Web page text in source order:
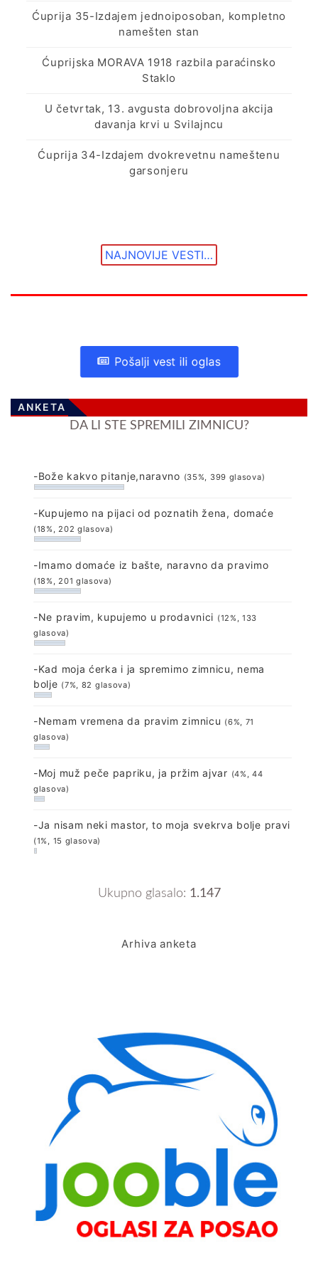
Ćuprija 35-Izdajem jednoiposoban, kompletno
namešten stan
Ćuprijska MORAVA 1918 razbila paraćinsko
Staklo
U četvrtak, 13. avgusta dobrovoljna akcija
davanja krvi u Svilajncu
Ćuprija 34-Izdajem dvokrevetnu nameštenu
garsonjeru
NAJNOVIJE VESTI…
Pošalji vest ili oglas
ANKETA
DA LI STE SPREMILI ZIMNICU?
-Bože kakvo pitanje,naravno (35%, 399 glasova)
-Kupujemo na pijaci od poznatih žena, domaće
(18%, 202 glasova)
-Imamo domaće iz bašte, naravno da pravimo
(18%, 201 glasova)
-Ne pravim, kupujemo u prodavnici (12%, 133
glasova)
-Kad moja ćerka i ja spremimo zimnicu, nema
bolje (7%, 82 glasova)
-Nemam vremena da pravim zimnicu (6%, 71
glasova)
-Moj muž peče papriku, ja pržim ajvar (4%, 44
glasova)
-Ja nisam neki mastor, to moja svekrva bolje pravi
(1%, 15 glasova)
Ukupno glasalo: 1.147
Arhiva anketa